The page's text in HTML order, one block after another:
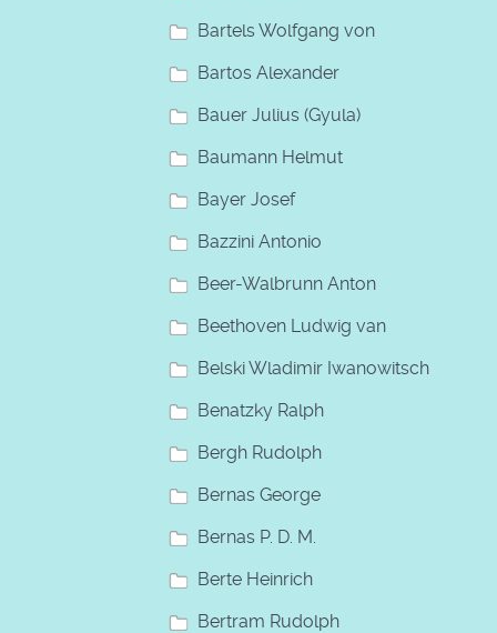
Bartels Wolfgang von
Bartos Alexander
Bauer Julius (Gyula)
Baumann Helmut
Bayer Josef
Bazzini Antonio
Beer-Walbrunn Anton
Beethoven Ludwig van
Belski Wladimir Iwanowitsch
Benatzky Ralph
Bergh Rudolph
Bernas George
Bernas P. D. M.
Berte Heinrich
Bertram Rudolph